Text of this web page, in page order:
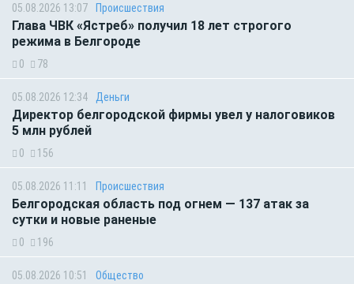
05.08.2026 13:07 Происшествия
Глава ЧВК «Ястреб» получил 18 лет строгого
режима в Белгороде
0 78
05.08.2026 12:34 Деньги
Директор белгородской фирмы увел у налоговиков
5 млн рублей
0 156
05.08.2026 11:11 Происшествия
Белгородская область под огнем — 137 атак за
сутки и новые раненые
0 196
05.08.2026 10:51 Общество